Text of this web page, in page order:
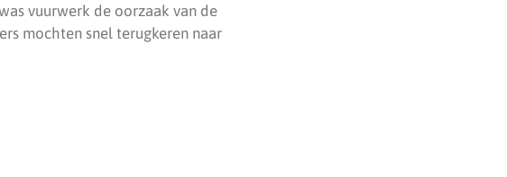
vuurwerk de oorzaak van de
mochten snel terugkeren naar